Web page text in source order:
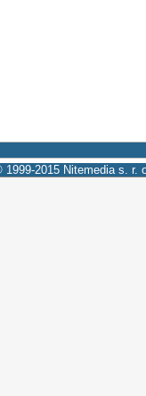
1999-2015 Nitemedia s. r.